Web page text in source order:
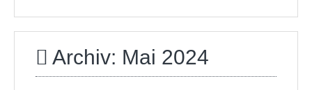
Archiv: Mai 2024